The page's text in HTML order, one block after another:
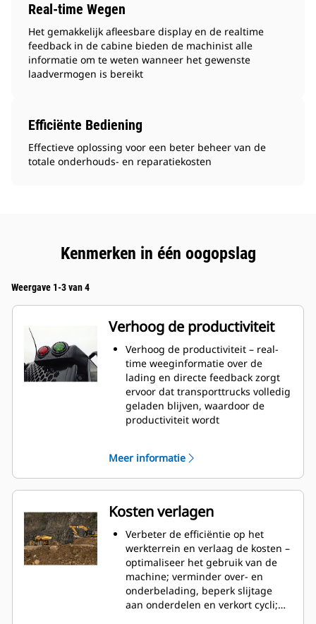
Real-time Wegen
Het gemakkelijk afleesbare display en de realtime
feedback in de cabine bieden de machinist alle
informatie om te weten wanneer het gewenste
laadvermogen is bereikt
Efficiënte Bediening
Effectieve oplossing voor een beter beheer van de
totale onderhouds- en reparatiekosten
Kenmerken in één oogopslag
Weergave 1-3 van 4
Verhoog de productiviteit
Verhoog de productiviteit – real-
time weeginformatie over de
lading en directe feedback zorgt
ervoor dat transporttrucks volledig
geladen blijven, waardoor de
productiviteit wordt
potentieel bereikt.
Werk met vertrouwen, zonder
giswerk – een monitor in de cabine
geeft het gewicht en de status van
de lading aan en de
ladermachinist ontvangt
automatisch een seintje via de
verlichting voor externe lading als
het gewenste laadvermogen is
bereikt.
Verbeter de transportcapaciteiten
Meer informatie
Kosten verlagen
Verbeter de efficiëntie op het
werkterrein en verlaag de kosten –
optimaliseer het gebruik van de
machine; verminder over- en
onderbelading, beperk slijtage
aan onderdelen en verkort cycli;